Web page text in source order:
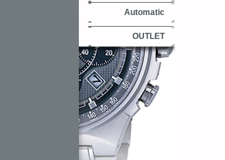
Automatic
OUTLET